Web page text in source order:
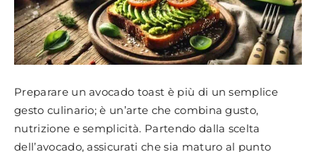
Preparare un avocado toast è più di un semplice
gesto culinario; è un’arte che combina gusto,
nutrizione e semplicità. Partendo dalla scelta
dell’avocado, assicurati che sia maturo al punto